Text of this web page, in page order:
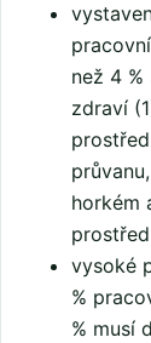
než 4
zdraví
horkém
vysoké
%
% musí